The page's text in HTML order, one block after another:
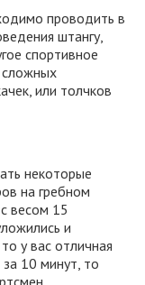
проводить в
штангу,
спортивное
сложных
или толчков
некоторые
на гребном
весом 15
и
у вас отличная
10 минут, то